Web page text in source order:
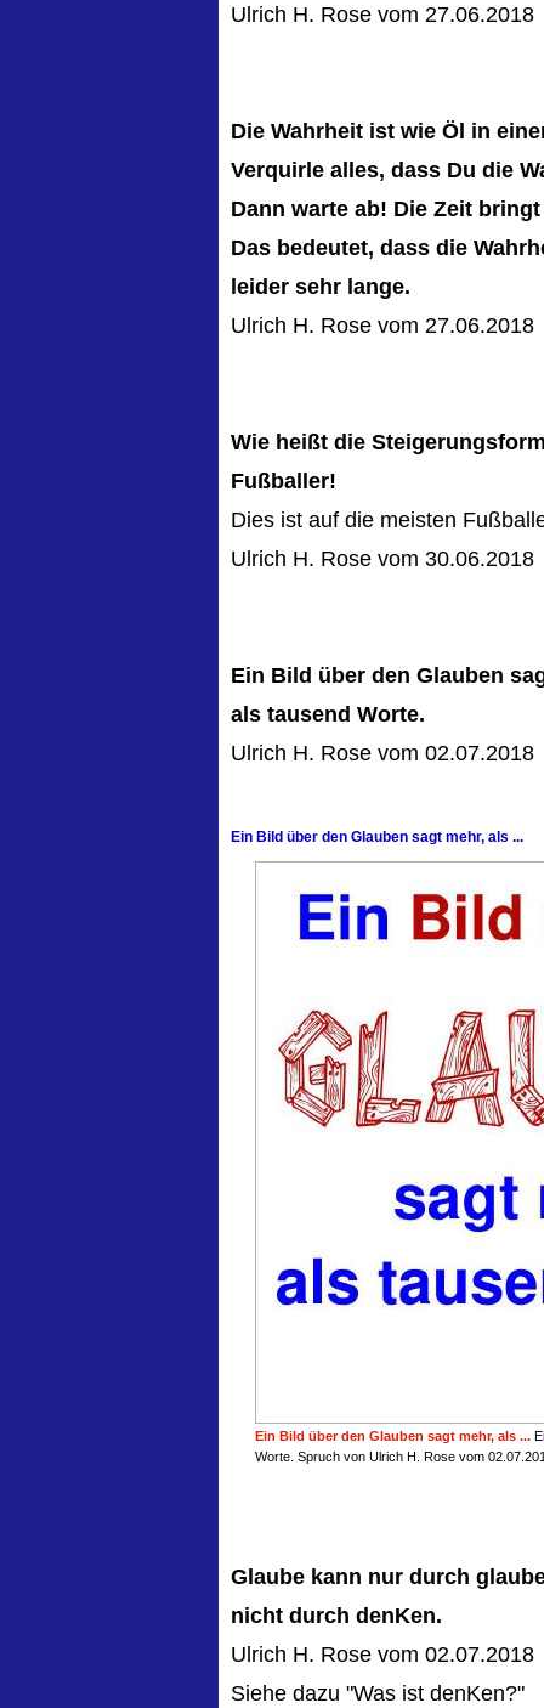
Ulrich H. Rose vom 27.06.2018
Die Wahrheit ist wie Öl in
Verquirle alles, dass Du die
Dann warte ab! Die Zeit
Das bedeutet, dass die
leider sehr lange.
Ulrich H. Rose vom 27.06.2018
Wie heißt die
Fußballer!
Dies ist auf die meisten
Ulrich H. Rose vom 30.06.2018
Ein Bild über den Glauben
als tausend Worte.
Ulrich H. Rose vom 02.07.2018
Ein Bild über den Glauben sagt mehr, als ...
Ein Bild über den Glauben sagt mehr, als ...
Worte. Spruch von Ulrich H. Rose vom
Glaube kann nur durch
nicht durch denKen.
Ulrich H. Rose vom 02.07.2018
Siehe dazu "Was ist denKen?"